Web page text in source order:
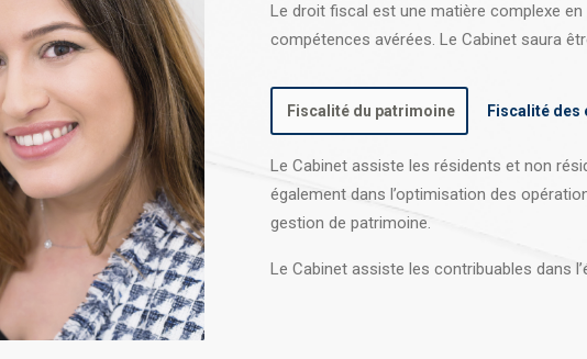
Le droit fiscal est une matière complexe
compétences avérées. Le Cabinet saura
Fiscalité du patrimoine Fiscalité des
Le Cabinet assiste les résidents et non
également dans l’optimisation des
gestion de patrimoine.
Le Cabinet assiste les contribuables dans